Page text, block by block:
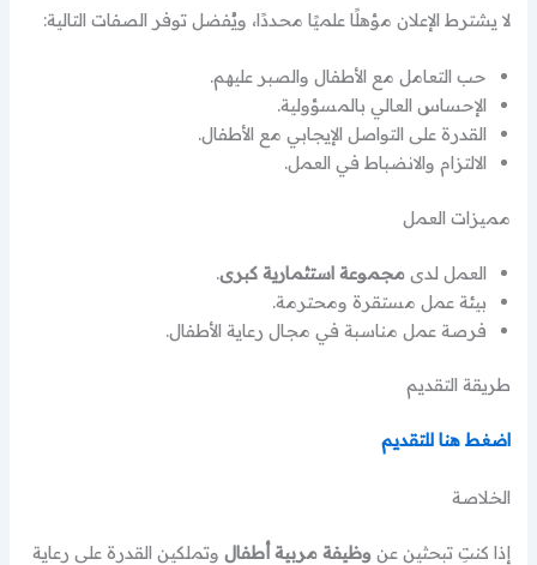
لا يشترط الإعلان مؤهلًا علميًا محددًا، ويُفضل توفر الصفات التالية:
حب التعامل مع الأطفال والصبر عليهم.
الإحساس العالي بالمسؤولية.
القدرة على التواصل الإيجابي مع الأطفال.
الالتزام والانضباط في العمل.
مميزات العمل
العمل لدىمجموعة استثمارية كبرى.
بيئة عمل مستقرة ومحترمة.
فرصة عمل مناسبة في مجال رعاية الأطفال.
طريقة التقديم
اضغط هنا للتقديم
الخلاصة
إذا كنتِ تبحثين عنوظيفة مربية أطفال وتملكين القدرة على رعاية